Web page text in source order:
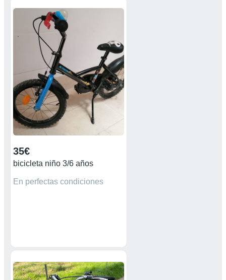
35€
bicicleta niño 3/6 años
En perfectas condiciones